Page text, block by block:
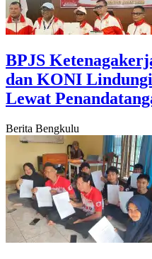
‎BPJS
dan KONI
Lewat
Berita Bengkulu